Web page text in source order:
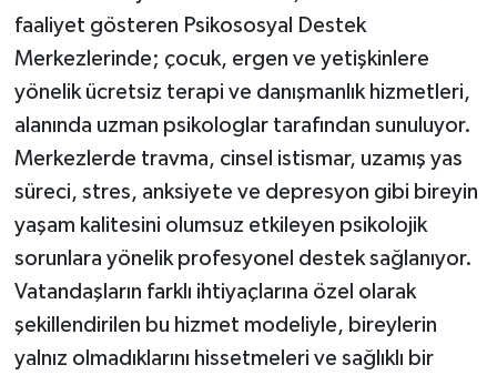
faaliyet gösteren Psikososyal Destek
Merkezlerinde; çocuk, ergen ve yetişkinlere
yönelik ücretsiz terapi ve danışmanlık hizmetleri,
alanında uzman psikologlar tarafından sunuluyor.
Merkezlerde travma, cinsel istismar, uzamış yas
süreci, stres, anksiyete ve depresyon gibi bireyin
yaşam kalitesini olumsuz etkileyen psikolojik
sorunlara yönelik profesyonel destek sağlanıyor.
Vatandaşların farklı ihtiyaçlarına özel olarak
şekillendirilen bu hizmet modeliyle, bireylerin
yalnız olmadıklarını hissetmeleri ve sağlıklı bir